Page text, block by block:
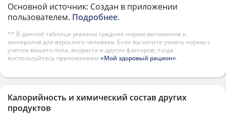
Основной источник: Создан в приложении
пользователем. Подробнее.
** В данной таблице указаны средние нормы витаминов и
минералов для взрослого человека. Если вы хотите узнать нормы с
учетом вашего пола, возраста и других факторов, тогда
воспользуйтесь приложением «Мой здоровый рацион».
Калорийность и химический состав других
продуктов